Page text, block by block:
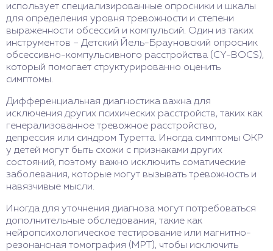
использует специализированные опросники и шкалы
для определения уровня тревожности и степени
выраженности обсессий и компульсий. Один из таких
инструментов – Детский Йель-Брауновский опросник
обсессивно-компульсивного расстройства (CY-BOCS),
который помогает структурированно оценить
симптомы.
Дифференциальная диагностика важна для
исключения других психических расстройств, таких как
генерализованное тревожное расстройство,
депрессия или синдром Туретта. Иногда симптомы ОКР
у детей могут быть схожи с признаками других
состояний, поэтому важно исключить соматические
заболевания, которые могут вызывать тревожность и
навязчивые мысли.
Иногда для уточнения диагноза могут потребоваться
дополнительные обследования, такие как
нейропсихологическое тестирование или магнитно-
резонансная томография (МРТ), чтобы исключить